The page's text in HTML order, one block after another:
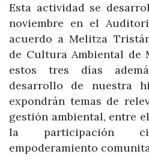
Esta actividad se
noviembre en el
acuerdo a Melitza
de Cultura Ambiental de
estos tres días
desarrollo de nuestra
expondrán temas de
gestión ambiental, entre
la participación
empoderamiento